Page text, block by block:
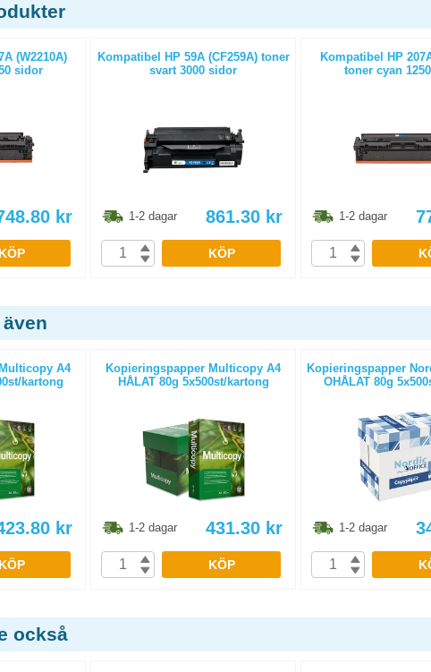
(W2210A)
sidor
kr
KÖP
Kompatibel HP 59A (CF259A) toner
svart 3000 sidor
1-2 dagar 861.30 kr
KÖP
Kompatibel HP
toner cyan
1-2 dagar
A4
kartong
kr
KÖP
Kopieringspapper Multicopy A4
HÅLAT 80g 5x500st/kartong
1-2 dagar 431.30 kr
KÖP
Kopieringspapper
OHÅLAT 80g
1-2 dagar
också